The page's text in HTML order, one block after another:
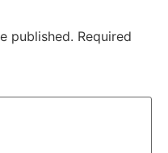
published. Required